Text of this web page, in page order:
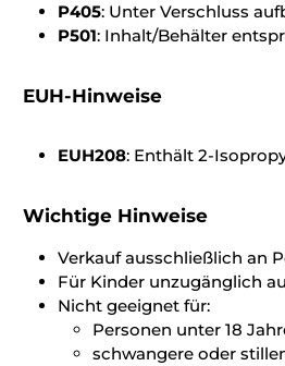
P405: Unter Verschluss
P501: Inhalt/Behälter
EUH-Hinweise
EUH208: Enthält 2-
Wichtige Hinweise
Verkauf ausschließlich an
Für Kinder unzugänglich
Nicht geeignet für:
Personen unter 18
schwangere oder